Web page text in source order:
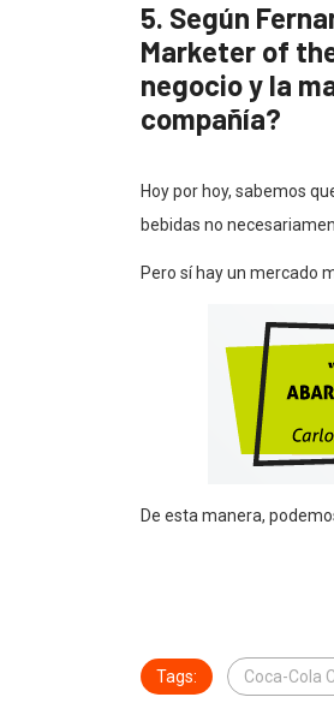
5. Según
Marketer of
negocio y la
compañía?
Hoy por hoy, sabemos
bebidas no
Pero sí hay un mercado
De esta manera,
Tags: Coca-Cola